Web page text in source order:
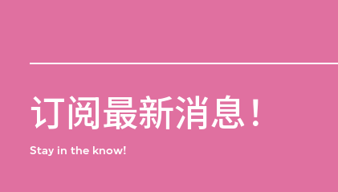
订阅最新消息！
Stay in the know!